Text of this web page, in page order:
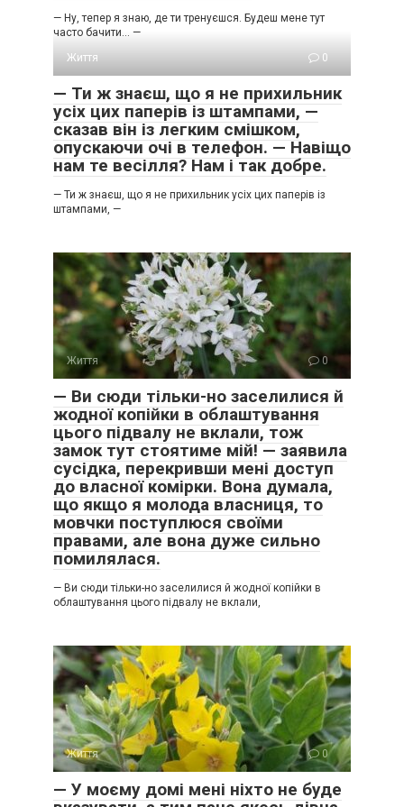
— Ну, тепер я знаю, де ти тренуєшся. Будеш мене тут
часто бачити… —
Життя
0
— Ти ж знаєш, що я не прихильник
усіх цих паперів із штампами, —
сказав він із легким смішком,
опускаючи очі в телефон. — Навіщо
нам те весілля? Нам і так добре.
— Ти ж знаєш, що я не прихильник усіх цих паперів із
штампами, —
Життя 0
— Ви сюди тільки-но заселилися й
жодної копійки в облаштування
цього підвалу не вклали, тож
замок тут стоятиме мій! — заявила
сусідка, перекривши мені доступ
до власної комірки. Вона думала,
що якщо я молода власниця, то
мовчки поступлюся своїми
правами, але вона дуже сильно
помилялася.
— Ви сюди тільки-но заселилися й жодної копійки в
облаштування цього підвалу не вклали,
Життя 0
— У моєму домі мені ніхто не буде